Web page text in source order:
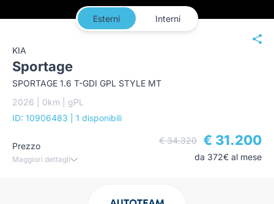
Esterni Interni
KIA
Sportage
SPORTAGE 1.6 T-GDI GPL STYLE MT
2026 | 0km | gPL
ID: 10906483
| 1 disponibili
Prezzo
Maggiori dettagli
€ 34.320 € 31.200
da 372€ al mese